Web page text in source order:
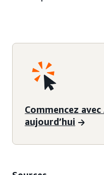
Commencez
aujourd’hui